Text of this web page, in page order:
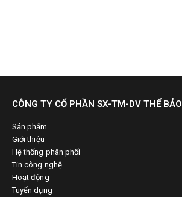
CÔNG TY CỔ PHẦN SX-TM-DV THẾ BẢO
Sản phẩm
Giới thiệu
Hệ thống phân phối
Tin công nghệ
Hoạt động
Tuyển dụng